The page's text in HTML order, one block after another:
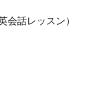
会話レッスン）